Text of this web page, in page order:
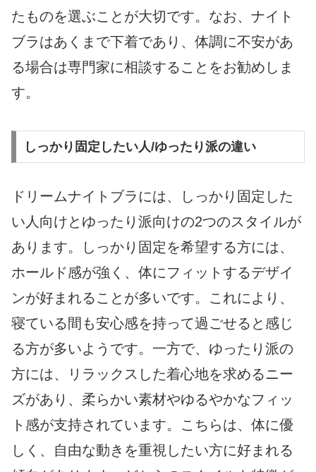
たものを選ぶことが大切です。なお、ナイト
ブラはあくまで下着であり、体調に不安があ
る場合は専門家に相談することをお勧めしま
す。
しっかり固定したい人/ゆったり派の違い
ドリームナイトブラには、しっかり固定した
い人向けとゆったり派向けの2つのスタイルが
あります。しっかり固定を希望する方には、
ホールド感が強く、体にフィットするデザイ
ンが好まれることが多いです。これにより、
寝ている間も安心感を持って過ごせると感じ
る方が多いようです。一方で、ゆったり派の
方には、リラックスした着心地を求めるニー
ズがあり、柔らかい素材やゆるやかなフィッ
ト感が支持されています。こちらは、体に優
しく、自由な動きを重視したい方に好まれる